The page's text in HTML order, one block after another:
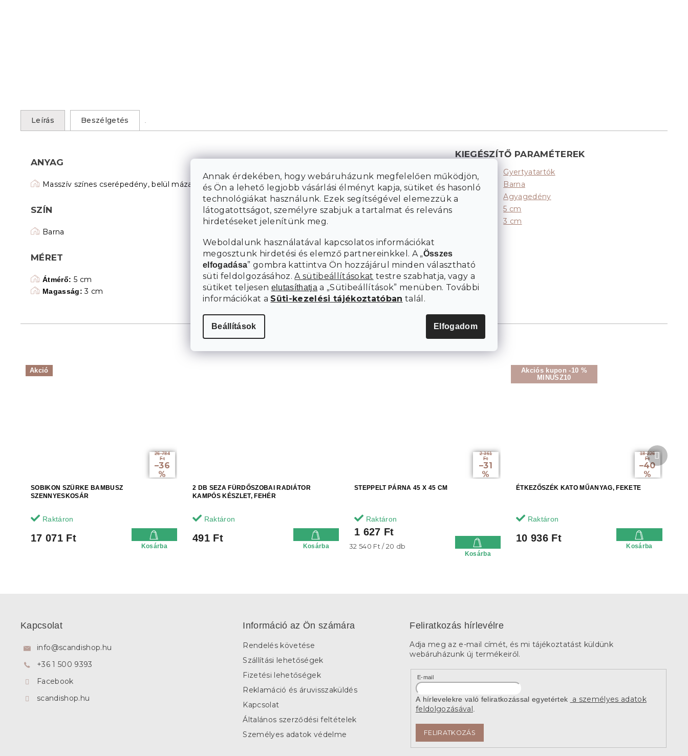
Annak érdekében, hogy webáruházunk megfelelően működjön,
és Ön a lehető legjobb vásárlási élményt kapja, sütiket és hasonló
technológiákat használunk. Ezek segítségével elemezzük a
látogatottságot, személyre szabjuk a tartalmat és releváns
hirdetéseket jelenítünk meg.
Weboldalunk használatával kapcsolatos információkat
megosztunk hirdetési és elemző partnereinkkel. A „Összes
elfogadása” gombra kattintva Ön hozzájárul minden választható
süti feldolgozásához.A sütibeállításokat testre szabhatja, vagy a
sütiket teljesen elutasíthatja a „Sütibeállítások” menüben. További
információkat a Süti-kezelési tájékoztatóban talál.
Beállítások Elfogadom
Akció
26 784
Ft
–36
%
SOBIKON SZÜRKE BAMBUSZ
SZENNYESKOSÁR
Raktáron
17 071 Ft
Kosárba
2 DB SEZA FÜRDŐSZOBAI RADIÁTOR
KAMPÓS KÉSZLET, FEHÉR
Raktáron
491 Ft
Kosárba
2 361
Ft
–31
%
STEPPELT PÁRNA 45 X 45 CM
Raktáron
1 627 Ft
Egységár:
32 540 Ft / 20 db
Kosárba
Akciós kupon -10 %
MINUSZ10
18 226
Ft
–40
%
ÉTKEZŐSZÉK KATO MŰANYAG, FEKETE
Raktáron
10 936 Ft
Kosárba
termék
Leírás Beszélgetés
ANYAG
Masszív színes cserépedény, belül mázas
SZÍN
Barna
MÉRET
Átmérő: 5 cm
Magasság: 3 cm
KIEGÉSZÍTŐ PARAMÉTEREK
Kategória Gyertyatartók
Színek: Barna
Anyag Agyagedény
5 cm
3 cm
Kapcsolat
info@scandishop.hu
+36 1 500 9393
Facebook
scandishop.hu
Információ az Ön számára
Rendelés követése
Szállítási lehetőségek
Fizetési lehetőségek
Reklamáció és áruvisszaküldés
Kapcsolat
Általános szerződési feltételek
Személyes adatok védelme
Feliratkozás hírlevélre
Adja meg az e-mail címét, és mi tájékoztatást küldünk
webáruházunk új termékeiről.
E-mail
A hírlevelekre való feliratkozással egyetértek
a személyes adatok
feldolgozásával
FELIRATKOZÁS